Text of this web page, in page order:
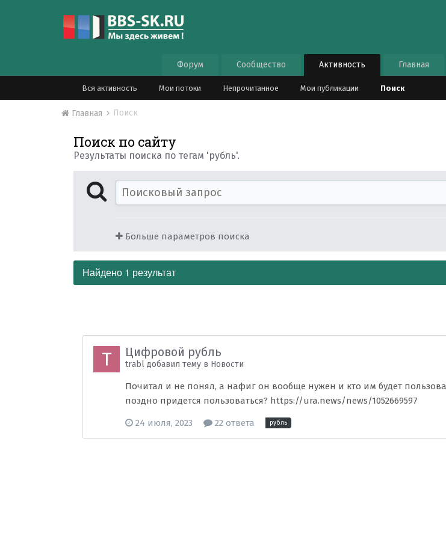
Форум Сообщество Активность
Вся активность Мои потоки Непрочитанное Мои публикации Поиск
Главная
Главная Поиск
Поиск по сайту
Результаты поиска по тегам 'рубль'.
Больше параметров поиска
Найдено 1 результат
Цифровой рубль
trabl добавил тему в Новости
Почитал и не понял, а нафиг он вообще нужен и кто им будет
поздно придется пользоваться? https://ura.news/news/1052669597
24 июля, 2023 22 ответа рубль